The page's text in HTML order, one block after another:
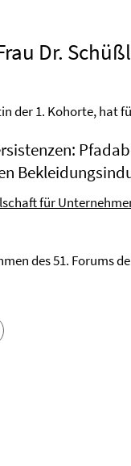
Dr.
der 1. Kohorte, hat
für
des 51. Forums